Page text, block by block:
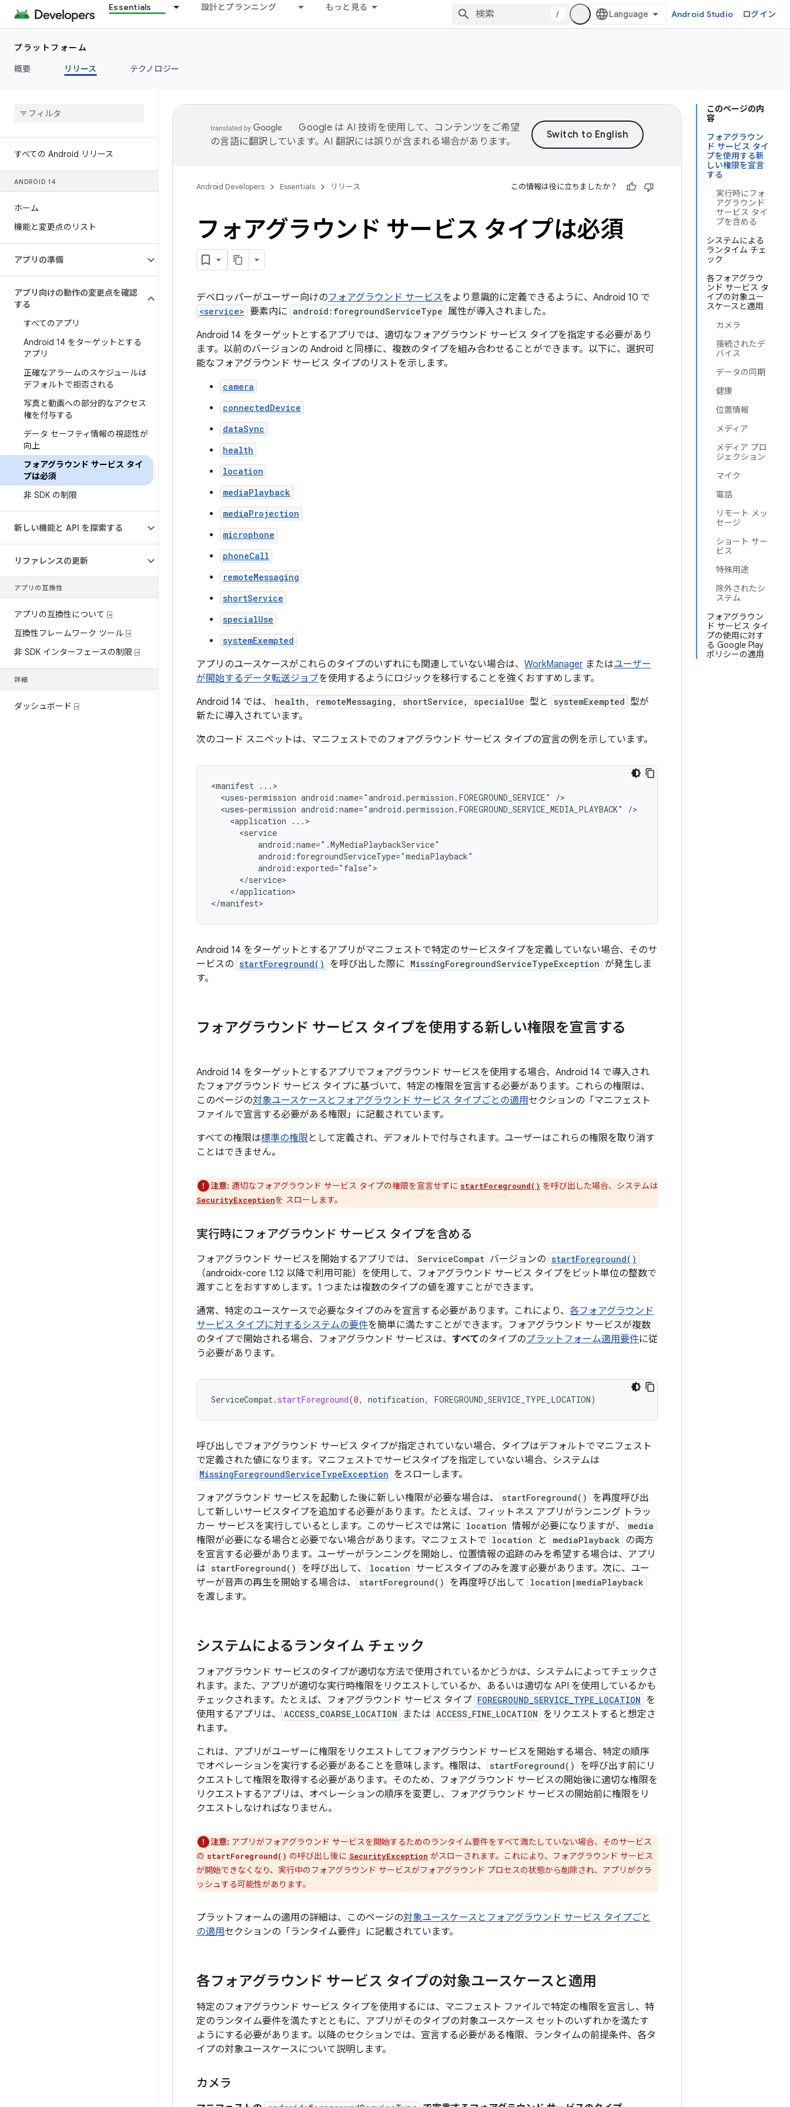
Essentials 設計とプランニング もっと見る
/ Android Studio ログイン
プラットフォーム
概要
リリース テクノロジー
すべての Android リリース
ANDROID 14
ホーム
機能と変更点のリスト
アプリの準備
アプリ向けの動作の変更点を確認
する
すべてのアプリ
Android 14 をターゲットとする
アプリ
正確なアラームのスケジュールは
デフォルトで拒否される
写真と動画への部分的なアクセス
権を付与する
データ セーフティ情報の視認性が
向上
フォアグラウンド サービス タイ
プは必須
非 SDK の制限
新しい機能と API を探索する
リファレンスの更新
アプリの互換性
アプリの互換性について ⍈
互換性フレームワーク ツール ⍈
非 SDK インターフェースの制限 ⍈
詳細
ダッシュボード ⍈
このページの内
容
フォアグラウン
ド サービス タイ
プを使用する新
しい権限を宣言
する
実行時にフォ
アグラウンド
サービス タイ
プを含める
システムによる
ランタイム チェ
ック
各フォアグラウ
ンド サービス タ
イプの対象ユー
スケースと適用
カメラ
接続されたデ
バイス
データの同期
健康
位置情報
メディア
メディア プロ
ジェクション
マイク
電話
リモート メッ
セージ
ショート サー
ビス
特殊用途
除外されたシ
ステム
フォアグラウン
ド サービス タイ
プの使用に対す
る Google Play
ポリシーの適用
Google は AI 技術を使用して、コンテンツをご希望
の言語に翻訳しています。AI 翻訳には誤りが含まれる場合があります。
Android Developers Essentials リリース この情報は役に立ちましたか？
フォアグラウンド サービス タイプは必須
デベロッパーがユーザー向けのフォアグラウンド サービスをより意識的に定義できるように、Android 10 で
<service> 要素内に android:foregroundServiceType 属性が導入されました。
Android 14 をターゲットとするアプリでは、適切なフォアグラウンド サービス タイプを指定する必要があり
ます。以前のバージョンの Android と同様に、複数のタイプを組み合わせることができます。以下に、選択可
能なフォアグラウンド サービス タイプのリストを示します。
camera
connectedDevice
dataSync
health
location
mediaPlayback
mediaProjection
microphone
phoneCall
remoteMessaging
shortService
specialUse
systemExempted
アプリのユースケースがこれらのタイプのいずれにも関連していない場合は、 WorkManager またはユーザー
が開始するデータ転送ジョブを使用するようにロジックを移行することを強くおすすめします。
Android 14 では、
health, remoteMessaging, shortService, specialUse 型と systemExempted 型が
新たに導入されています。
次のコード スニペットは、マニフェストでのフォアグラウンド サービス タイプの宣言の例を示しています。
<manifest
<uses-permission android:name="android.permission.FOREGROUND_SERVICE"
<uses-permission android:name="android.permission.FOREGROUND_SERVICE_MEDIA_PLAYBACK"
<application
</application>
Android 14 をターゲットとするアプリがマニフェストで特定のサービスタイプを定義していない場合、そのサ
ービスの startForeground() を呼び出した際に MissingForegroundServiceTypeException が発生しま
す。
フォアグラウンド サービス タイプを使用する新しい権限を宣言する
Android 14 をターゲットとするアプリでフォアグラウンド サービスを使用する場合、Android 14 で導入され
たフォアグラウンド サービス タイプに基づいて、特定の権限を宣言する必要があります。これらの権限は、
このページの対象ユースケースとフォアグラウンド サービス タイプごとの適用セクションの「マニフェスト
ファイルで宣言する必要がある権限」に記載されています。
すべての権限は標準の権限 として定義され、デフォルトで付与されます。ユーザーはこれらの権限を取り消す
ことはできません。
注意: 適切なフォアグラウンド サービス タイプの権限を宣言せずに startForeground() を呼び出した場合、システムは
SecurityExceptionを スローします。
実行時にフォアグラウンド サービス タイプを含める
フォアグラウンド サービスを開始するアプリでは、 ServiceCompat バージョンの startForeground()
（androidx-core 1.12 以降で利用可能）を使用して、フォアグラウンド サービス タイプをビット単位の整数で
渡すことをおすすめします。1 つまたは複数のタイプの値を渡すことができます。
通常、特定のユースケースで必要なタイプのみを宣言する必要があります。これにより、 各フォアグラウンド
サービス タイプに対するシステムの要件を簡単に満たすことができます。フォアグラウンド サービスが複数
のタイプで開始される場合、フォアグラウンド サービスは、 すべてのタイプのプラットフォーム適用要件に従
う必要があります。
ServiceCompat. startForeground(0, notification, FOREGROUND_SERVICE_TYPE_LOCATION)
呼び出しでフォアグラウンド サービス タイプが指定されていない場合、タイプはデフォルトでマニフェスト
で定義された値になります。マニフェストでサービスタイプを指定していない場合、システムは
MissingForegroundServiceTypeException をスローします。
フォアグラウンド サービスを起動した後に新しい権限が必要な場合は、
startForeground()
を再度呼び出
して新しいサービスタイプを追加する必要があります。たとえば、フィットネス アプリがランニング トラッ
カー サービスを実行しているとします。このサービスでは常に location 情報が必要になりますが、 media
権限が必要になる場合と必要でない場合があります。マニフェストで location と mediaPlayback の両方
を宣言する必要があります。ユーザーがランニングを開始し、位置情報の追跡のみを希望する場合は、アプリ
は startForeground() を呼び出して、 location サービスタイプのみを渡す必要があります。次に、ユー
ザーが音声の再生を開始する場合は、
startForeground() を再度呼び出して location|mediaPlayback
を渡します。
システムによるランタイム チェック
フォアグラウンド サービスのタイプが適切な方法で使用されているかどうかは、システムによってチェックさ
れます。また、アプリが適切な実行時権限をリクエストしているか、あるいは適切な API を使用しているかも
チェックされます。たとえば、フォアグラウンド サービス タイプ FOREGROUND_SERVICE_TYPE_LOCATION を
使用するアプリは、
ACCESS_COARSE_LOCATION または ACCESS_FINE_LOCATION をリクエストすると想定さ
れます。
これは、アプリがユーザーに権限をリクエストしてフォアグラウンド サービスを開始する場合、特定の順序
でオペレーションを実行する必要があることを意味します。権限は、
startForeground()
を呼び出す前にリ
クエストして権限を取得する必要があります。 そのため、フォアグラウンド サービスの開始後に適切な権限を
リクエストするアプリは、オペレーションの順序を変更し、フォアグラウンド サービスの開始前に権限をリ
クエストしなければなりません。
注意: アプリがフォアグラウンド サービスを開始するためのランタイム要件をすべて満たしていない場合、そのサービス
の startForeground() の呼び出し後に SecurityException がスローされます。これにより、フォアグラウンド サービス
が開始できなくなり、実行中のフォアグラウンド サービスがフォアグラウンド プロセスの状態から削除され、アプリがクラ
ッシュする可能性があります。
プラットフォームの適用の詳細は、このページの対象ユースケースとフォアグラウンド サービス タイプごと
の適用セクションの「ランタイム要件」に記載されています。
各フォアグラウンド サービス タイプの対象ユースケースと適用
特定のフォアグラウンド サービス タイプを使用するには、マニフェスト ファイルで特定の権限を宣言し、特
定のランタイム要件を満たすとともに、アプリがそのタイプの対象ユースケース セットのいずれかを満たす
ようにする必要があります。以降のセクションでは、宣言する必要がある権限、ランタイムの前提条件、各タ
イプの対象ユースケースについて説明します。
カメラ